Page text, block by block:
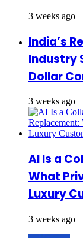
3 weeks ago
India’s
Industry
Dollar
3 weeks ago
AI Is a
What
Luxury
3 weeks ago